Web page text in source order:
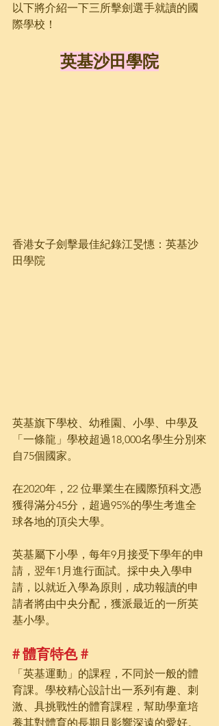
以下將介紹一下三所擊劍選手就讀的國
際學校！
英基沙田學院
香港女子劍擊最佳紀錄江旻憓：英基沙
田學院
英基旗下學校、幼稚園、小學、中學及
「一條龍」學校超過18,000名學生分別來
自75個國家。
在2020年，22 位畢業生在國際預科文憑
獲得滿分45分，超過95%的學生考進全
球各地的頂尖大學。
英基屬下小學，每年9月接受下學年的申
請，翌年1月進行面試。採中央入學申
請，以就近入學為原則，成功報讀的申
請者將由中央分配，獲派最近的一所英
基小學。
# 體育特色 #
「英基運動」的課程，不同於一般的體
育課。學校精心設計出一系列有趣、刺
激、具挑戰性的體育課程，幫助學童培
養其對體育的長期且影響深遠的愛好。